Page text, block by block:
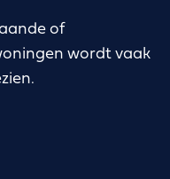
of
wordt vaak